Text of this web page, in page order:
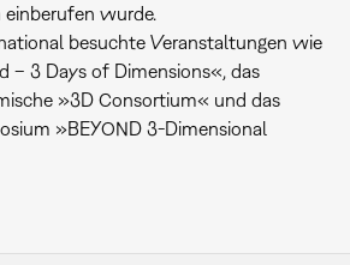
wurde.
besuchte Veranstaltungen wie
– 3 Days of Dimensions«, das
»3D Consortium« und das
»BEYOND 3-Dimensional